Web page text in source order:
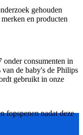
gehouden
en producten
consumenten in
de baby's de Philips
gebruikt in onze
fopspenen nadat deze